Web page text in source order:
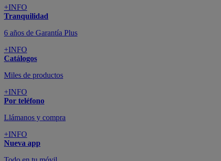
Nueva app
Todo en tu móvil
+INFO
Suscríbete
Cupón de dto. de 10€
+INFO
Tiendas de sofás y muebles
¡Encuentra la tuya!
+INFO
Tu cuenta
Promociones exclusivas